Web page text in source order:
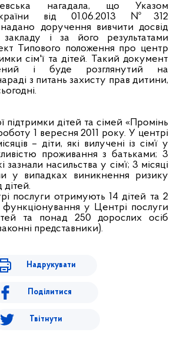
нагадала, що Указом
від 01.06.2013 №312
доручення вивчити досвід
і за його результатами
Типового положення про центр
сім'ї та дітей. Такий документ
і буде розглянутий на
з питань захисту прав дитини,
підтримки дітей та сімей «Промінь
1 вересня 2011 року. У центрі
– діти, які вилучені із сім’ї у
проживання з батьками; 3
зазнали насильства у сім’ї; 3 місяці
у випадках виникнення ризику
дітей.
послуги отримують 14 дітей та 2
у Центрі послуги
та понад 250 дорослих осіб
представники).
Надрукувати
Поділитися
Твітнути